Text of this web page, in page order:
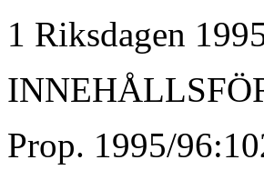
1 Riksdagen
Prop. 1995/